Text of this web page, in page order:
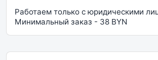
Работаем только с юридическими
Минимальный заказ - 38 BYN